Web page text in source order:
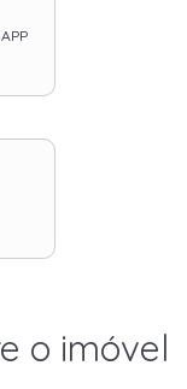
o imóvel